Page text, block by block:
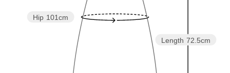
Length 72.5cm
Hip 101cm